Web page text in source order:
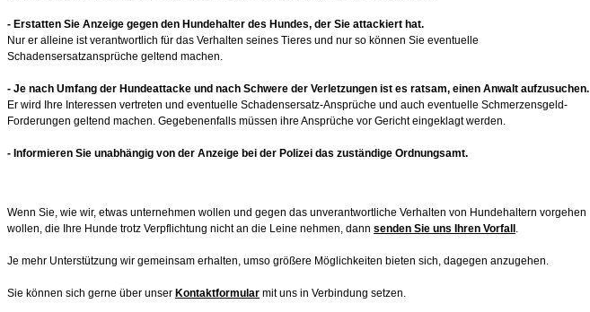
- Erstatten Sie Anzeige gegen den Hundehalter des Hundes, der Sie attackiert hat.
Nur er alleine ist verantwortlich für das Verhalten seines Tieres und nur so können Sie eventuelle
Schadensersatzansprüche geltend machen.
- Je nach Umfang der Hundeattacke und nach Schwere der Verletzungen ist es ratsam, einen Anwalt aufzusuchen.
Er wird Ihre Interessen vertreten und eventuelle Schadensersatz-Ansprüche und auch eventuelle Schmerzensgeld-
Forderungen geltend machen. Gegebenenfalls müssen ihre Ansprüche vor Gericht eingeklagt werden.
- Informieren Sie unabhängig von der Anzeige bei der Polizei das zuständige Ordnungsamt.
Wenn Sie, wie wir, etwas unternehmen wollen und gegen das unverantwortliche Verhalten von Hundehaltern vorgehen
wollen, die Ihre Hunde trotz Verpflichtung nicht an die Leine nehmen, dann senden Sie uns Ihren Vorfall .
Je mehr Unterstützung wir gemeinsam erhalten, umso größere Möglichkeiten bieten sich, dagegen anzugehen.
Sie können sich gerne über unser Kontaktformular mit uns in Verbindung setzen.